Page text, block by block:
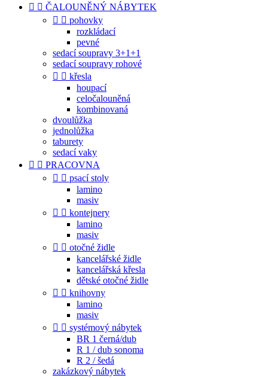
  ČALOUNĚNÝ NÁBYTEK
  pohovky
rozkládací
pevné
sedací soupravy 3+1+1
sedací soupravy rohové
  křesla
houpací
celočalouněná
kombinovaná
dvoulůžka
jednolůžka
taburety
sedací vaky
  PRACOVNA
  psací stoly
lamino
masiv
  kontejnery
lamino
masiv
  otočné židle
kancelářské židle
kancelářská křesla
dětské otočné židle
  knihovny
lamino
masiv
  systémový nábytek
BR 1 černá/dub
R 1 / dub sonoma
R 2 / šedá
zakázkový nábytek